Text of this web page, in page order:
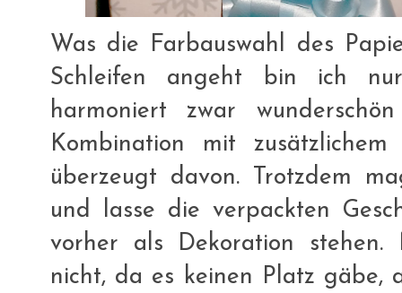
Was die Farbauswahl des
Schleifen angeht bin ich
harmoniert zwar
Kombination mit
überzeugt davon. Trotzdem
und lasse die verpackten
vorher als Dekoration
nicht, da es keinen Platz gäbe,